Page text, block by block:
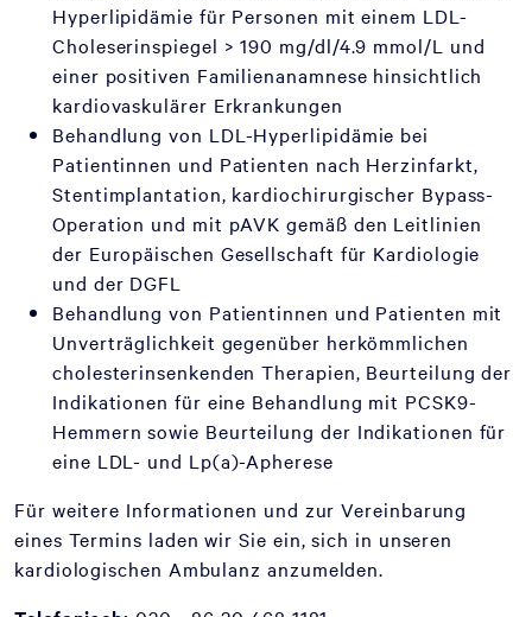
Hyperlipidämie für Personen mit einem LDL-
Choleserinspiegel > 190 mg/dl/4.9 mmol/L und
einer positiven Familienanamnese hinsichtlich
kardiovaskulärer Erkrankungen
Behandlung von LDL-Hyperlipidämie bei
Patientinnen und Patienten nach Herzinfarkt,
Stentimplantation, kardiochirurgischer Bypass-
Operation und mit pAVK gemäß den Leitlinien
der Europäischen Gesellschaft für Kardiologie
und der DGFL
Behandlung von Patientinnen und Patienten mit
Unverträglichkeit gegenüber herkömmlichen
cholesterinsenkenden Therapien, Beurteilung der
Indikationen für eine Behandlung mit PCSK9-
Hemmern sowie Beurteilung der Indikationen für
eine LDL- und Lp(a)-Apherese
Für weitere Informationen und zur Vereinbarung
eines Termins laden wir Sie ein, sich in unseren
kardiologischen Ambulanz anzumelden.